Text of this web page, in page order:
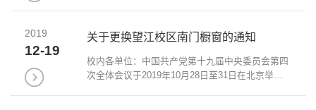
同意续聘优秀合格不合格弃权同意不同意...
2019
12-19
关于更换望江校区南门橱窗的通知
校内各单位：中国共产党第十九届中央委员会第四
次全体会议于2019年10月28日至31日在北京举